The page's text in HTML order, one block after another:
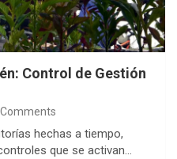
Control de Gestión
hechas a tiempo,
que se activan…